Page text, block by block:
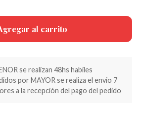
al carrito
se realizan 48hs habiles
por MAYOR se realiza el envio 7
a la recepción del pago del pedido